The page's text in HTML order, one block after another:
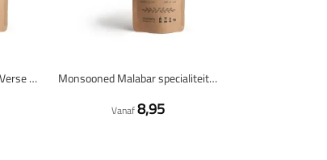
Colombia 100% arabica - Verse koffiebonen Monsooned Malabar specialiteit 100% arabica - Verse koffiebonen
Vanaf8,95